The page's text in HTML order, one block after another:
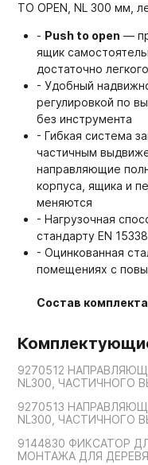
TO OPEN, NL 300 мм,
- Push to open —
ящик
достаточно
- Удобный
регулировкой по
без инструмента
- Гибкая система
частичным
направляющие
корпуса, ящика и
меняются
- Нагрузочная
стандарту EN
- Оцинкованная
помещениях с
Состав
9270512
NL300, ЧАСТИЧНОГО
9270513
NL300, ЧАСТИЧНОГО
9144830 ФИКСАТОР
МОНТАЖА ДЛЯ